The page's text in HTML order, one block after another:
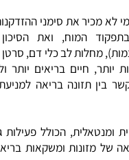
מזונות בריאים אחרים
טבעי.
את סימני ההזדקנות
המוח, ואת הסיכון
לב כלי דם, סרטן ועוד...
בריאה למניעת